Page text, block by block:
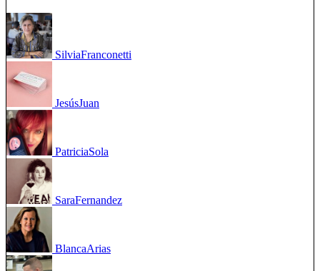
SilviaFranconetti
JesúsJuan
PatriciaSola
SaraFernandez
BlancaArias